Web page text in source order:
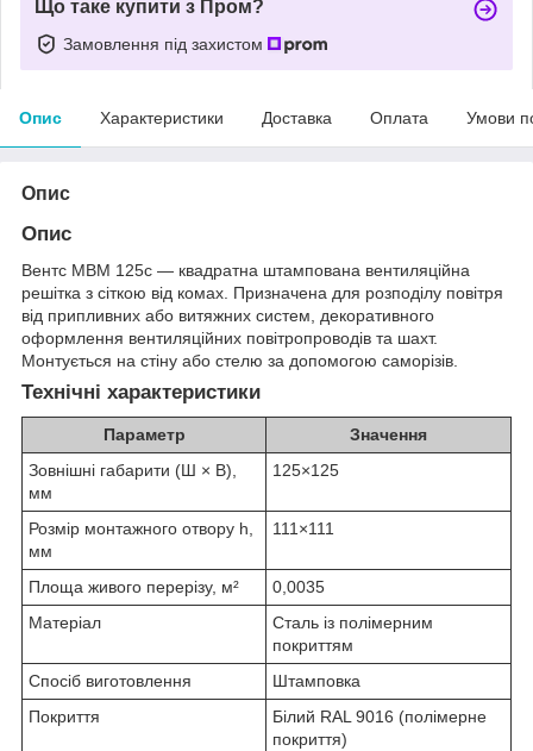
Що таке купити з Пром?
Замовлення під захистом
Опис Характеристики Доставка Оплата Умови
Опис
Опис
Вентс МВМ 125с — квадратна штампована вентиляційна
решітка з сіткою від комах. Призначена для розподілу повітря
від припливних або витяжних систем, декоративного
оформлення вентиляційних повітропроводів та шахт.
Монтується на стіну або стелю за допомогою саморізів.
Технічні характеристики
Параметр
Значення
Зовнішні габарити (Ш × В),
мм
125×125
Розмір монтажного отвору h,
мм
111×111
Площа живого перерізу, м²
0,0035
Матеріал
Сталь із полімерним
покриттям
Спосіб виготовлення
Штамповка
Покриття
Білий RAL 9016 (полімерне
покриття)